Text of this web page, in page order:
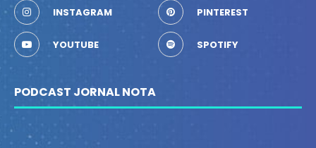
INSTAGRAM PINTEREST
YOUTUBE SPOTIFY
PODCAST JORNAL NOTA